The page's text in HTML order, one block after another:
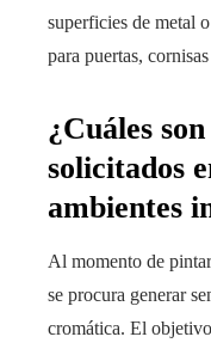
superficies de metal
para puertas,
¿Cuáles
solicitados
ambientes
Al momento de
se procura generar
cromática. El